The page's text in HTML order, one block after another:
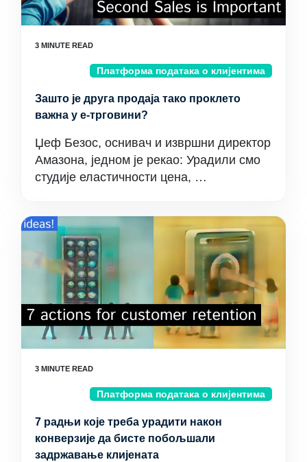
Платформа података о клијентима
Зашто је друга продаја тако проклето
важна у е-трговини?
Џеф Безос, оснивач и извршни директор
Амазона, једном је рекао: Урадили смо
студије еластичности цена, …
Платформа података о клијентима
7 радњи које треба урадити након
конверзије да бисте побољшали
задржавање клијената